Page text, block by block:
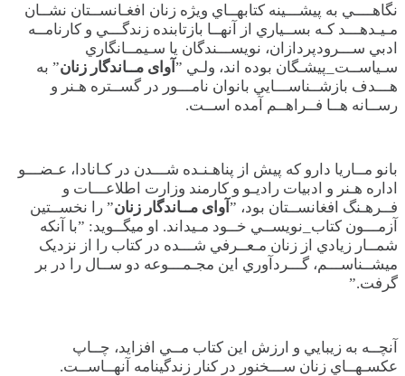
نگاهــــي به پيشـــينه کتابهــاي ويژه زنان افغـانســتان نشــان
مـيـدهـــد کـه بســياري از آنهــا بازتابنده زندگـــي و کارنامــه
ادبي ســـرودپردازان، نويســـندگان يا سـيمــانگاري
سـياســت_پيشـگان بوده اند، ولـي ” آوای مــاندگار زنان” به
هـــدف بازشــناســـايي بانوان نامـــور در گســتره هـنر و
رســانه هــا فــراهــم آمده اســت.
بانو مــاريا دارو که پيش از پناهـنـده شـــدن در کـانادا، عـضـــو
اداره هـنر و ادبيات راديـو و کارمند وزارت اطلاعـــات و
فــرهـنگ افغانســتان بود، ” آوای مــاندگار زنان” را نخســتين
آزمـــون کتاب_نويســي خــود مـيداند. او ميگــويد: ”با آنکه
شمــار زيادي از زنان مـعــرفي شـــده در کتاب را از نزديک
ميشــناســـم، گـــردآوري اين مجـمـــوعه دو ســال را در بر
گرفت.”
آنچــه به زيبايي و ارزش اين کتاب مــي افزايد، چــاپ
عکسـهــاي زنان ســـخنور در کنار زندگينامه آنهــاســت.